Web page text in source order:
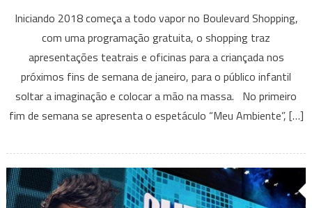
de
Teatro
de
Bonecos
Boulevard
Shopping
Iniciando 2018 começa a todo vapor no Boulevard Shopping,
com uma programação gratuita, o shopping traz
apresentações teatrais e oficinas para a criançada nos
próximos fins de semana de janeiro, para o público infantil
soltar a imaginação e colocar a mão na massa. No primeiro
fim de semana se apresenta o espetáculo “Meu Ambiente”, […]